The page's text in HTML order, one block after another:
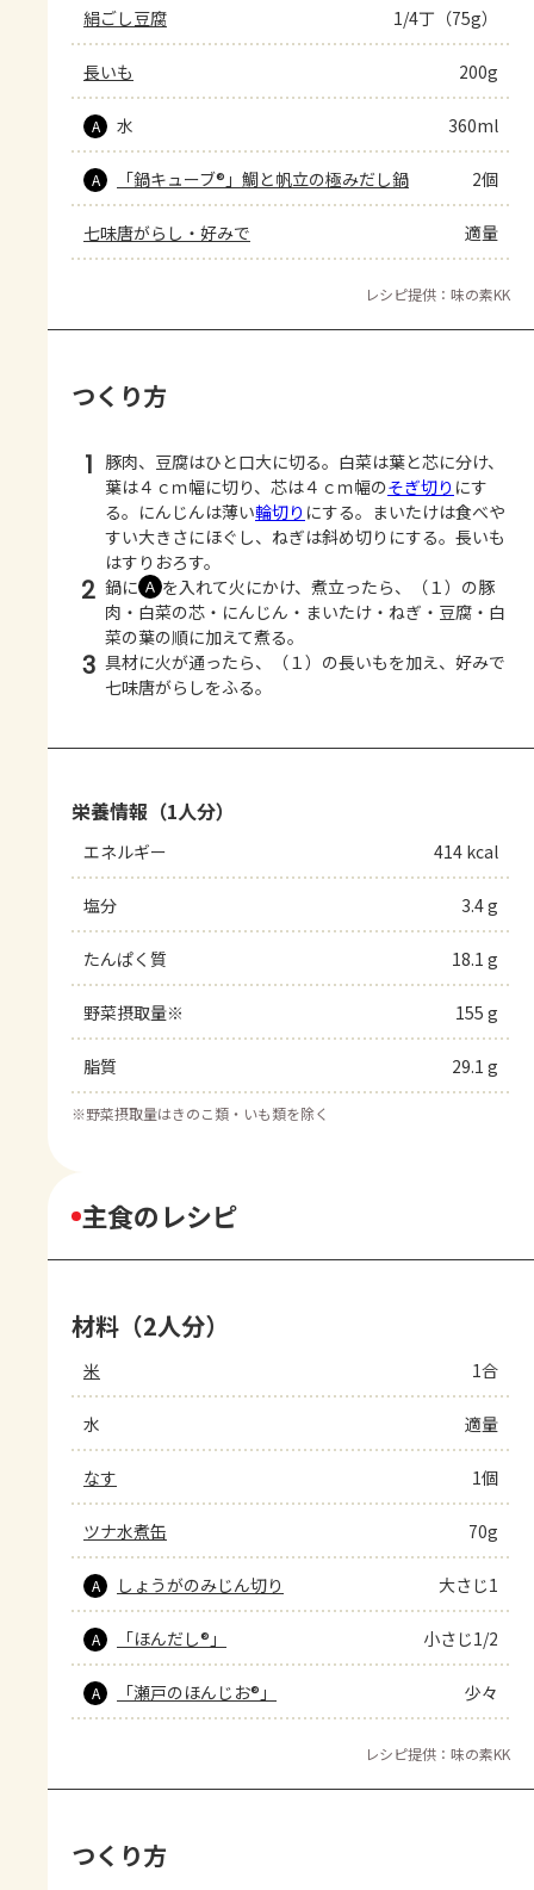
絹ごし豆腐 1/4丁（75g）
長いも 200g
A 水 360ml
A 「鍋キューブ®」鯛と帆立の極みだし鍋 2個
七味唐がらし・好みで 適量
レシピ提供：味の素KK
つくり方
1 豚肉、豆腐はひと口大に切る。白菜は葉と芯に分け、
葉は４ｃｍ幅に切り、芯は４ｃｍ幅のそぎ切り にす
る。にんじんは薄い輪切り にする。まいたけは食べや
すい大きさにほぐし、ねぎは斜め切りにする。長いも
はすりおろす。
2 鍋に Ａ を入れて火にかけ、煮立ったら、（１）の豚
肉・白菜の芯・にんじん・まいたけ・ねぎ・豆腐・白
菜の葉の順に加えて煮る。
3 具材に火が通ったら、（１）の長いもを加え、好みで
七味唐がらしをふる。
栄養情報（1人分）
エネルギー 414 kcal
塩分 3.4 g
たんぱく質 18.1 g
野菜摂取量※ 155 g
脂質 29.1 g
※野菜摂取量はきのこ類・いも類を除く
主食のレシピ
材料（2人分）
米 1合
水 適量
なす 1個
ツナ水煮缶 70g
A しょうがのみじん切り 大さじ1
A 「ほんだし®」 小さじ1/2
A 「瀬戸のほんじお®」 少々
レシピ提供：味の素KK
つくり方